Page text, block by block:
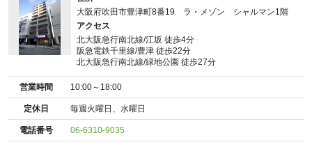
大阪府吹田市豊津町8番19 ラ・メゾン シャルマン1階
アクセス
北大阪急行南北線/江坂 徒歩4分
阪急電鉄千里線/豊津 徒歩22分
北大阪急行南北線/緑地公園 徒歩27分
営業時間 10:00～18:00
定休日 毎週火曜日、水曜日
電話番号 06-6310-9035